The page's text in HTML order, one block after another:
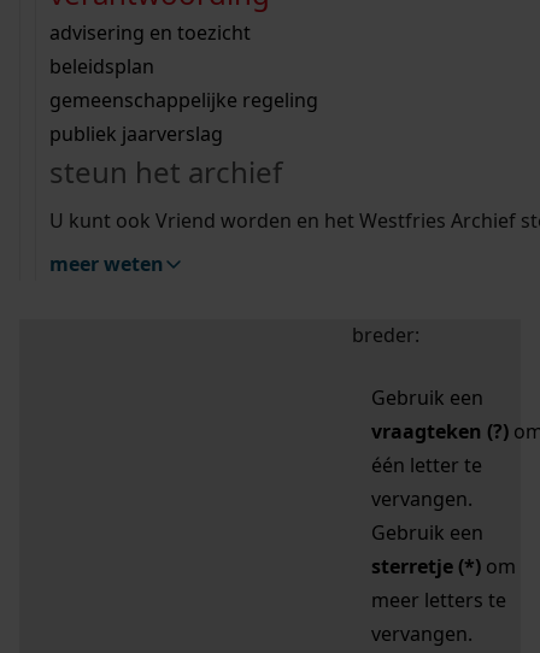
bouwvergunningen
omgevingsvergunningen
vergunningen
beeld en geluid
uitleg nodig?
Wij helpen u op weg met een aantal zoektips.
bekijk alle zoektips
Wij helpen u op weg met een aantal zoektips.
bekijk alle zoektips
bekijk ons geschiedenislokaal
advisering en toezicht
beleidsplan
gemeenschappelijke regeling
publiek jaarverslag
steun het archief
U kunt ook Vriend worden en het Westfries Archief
meer weten
zoektips
Mijn Studiezaal (inloggen)
uw zoekopdracht te
breder:
Gebruik een
vraagteken (?)
één letter te
vervangen.
Gebruik een
sterretje (*) om
meer letters te
vervangen.